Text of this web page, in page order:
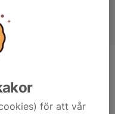
för att vår